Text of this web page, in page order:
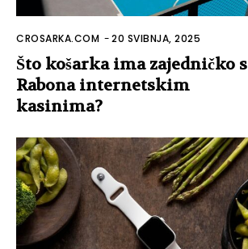
CROSARKA.COM -20 SVIBNJA, 2025
Što košarka ima zajedničko s
Rabona internetskim
kasinima?